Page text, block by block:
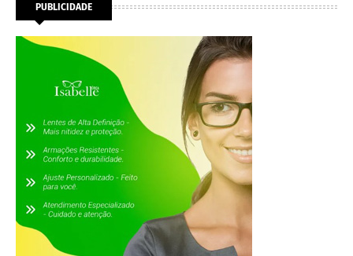
PUBLICIDADE